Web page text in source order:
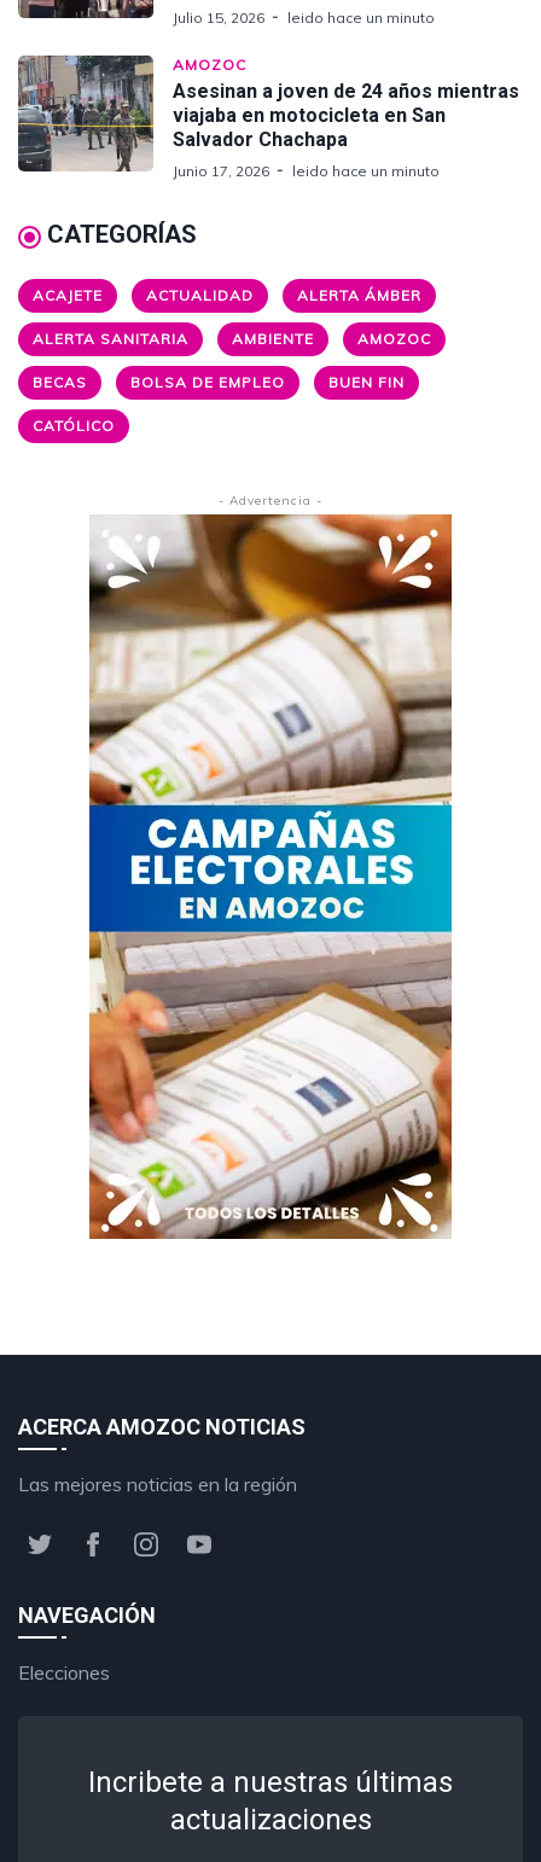
Julio 15, 2026 leido hace un minuto
AMOZOC
Asesinan a joven de 24 años mientras
viajaba en motocicleta en San
Salvador Chachapa
Junio 17, 2026 leido hace un minuto
CATEGORÍAS
ACAJETE ACTUALIDAD ALERTA ÁMBER
ALERTA SANITARIA AMBIENTE AMOZOC
BECAS BOLSA DE EMPLEO BUEN FIN
CATÓLICO
- Advertencia -
ACERCA AMOZOC NOTICIAS
Las mejores noticias en la región
NAVEGACIÓN
Elecciones
Incribete a nuestras últimas
actualizaciones